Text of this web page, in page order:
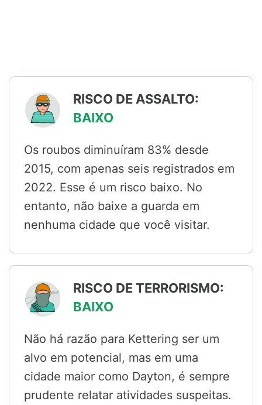
RISCO DE ASSALTO:
BAIXO
Os roubos diminuíram 83% desde
2015, com apenas seis registrados em
2022. Esse é um risco baixo. No
entanto, não baixe a guarda em
nenhuma cidade que você visitar.
RISCO DE TERRORISMO:
BAIXO
Não há razão para Kettering ser um
alvo em potencial, mas em uma
cidade maior como Dayton, é sempre
prudente relatar atividades suspeitas.